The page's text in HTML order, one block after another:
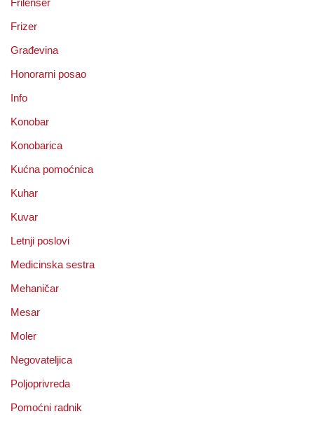
Frilenser
Frizer
Građevina
Honorarni posao
Info
Konobar
Konobarica
Kućna pomoćnica
Kuhar
Kuvar
Letnji poslovi
Medicinska sestra
Mehaničar
Mesar
Moler
Negovateljica
Poljoprivreda
Pomoćni radnik